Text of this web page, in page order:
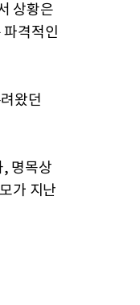
상황은
파격적인
왔던
, 명목상
가 지난